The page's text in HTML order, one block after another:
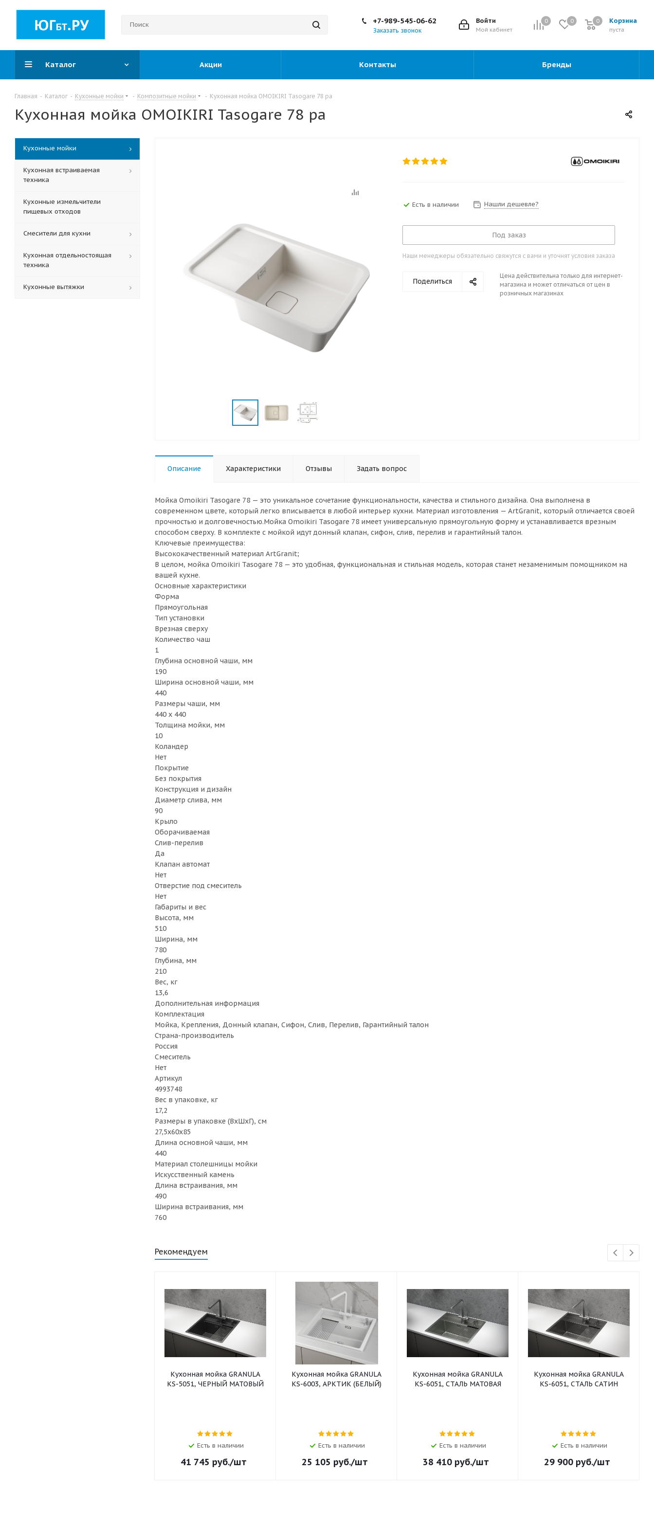
0 0 Корзина
0
пуста
0
Войти
Мой кабинет
+7-989-545-06-62
Заказать звонок
Каталог Акции Контакты Бренды
Главная - Каталог - Кухонные мойки - Композитные мойки - Кухонная мойка OMOIKIRI Tasogare 78 pa
Кухонная мойка OMOIKIRI Tasogare 78 pa
Есть в наличии Нашли дешевле?
Под заказ
Наши менеджеры обязательно свяжутся с вами и уточнят условия заказа
Поделиться
Цена действительна только для интернет-
магазина и может отличаться от цен в
розничных магазинах
Описание Характеристики Отзывы Задать вопрос
Мойка Omoikiri Tasogare 78 — это уникальное сочетание функциональности, качества и стильного дизайна. Она выполнена в
современном цвете, который легко вписывается в любой интерьер кухни. Материал изготовления — ArtGranit, который отличается своей
прочностью и долговечностью.Мойка Omoikiri Tasogare 78 имеет универсальную прямоугольную форму и устанавливается врезным
способом сверху. В комплекте с мойкой идут донный клапан, сифон, слив, перелив и гарантийный талон.
Ключевые преимущества:
Высококачественный материал ArtGranit;
В целом, мойка Omoikiri Tasogare 78 — это удобная, функциональная и стильная модель, которая станет незаменимым помощником на
вашей кухне.
Основные характеристики
Форма
Прямоугольная
Тип установки
Врезная сверху
Количество чаш
1
Глубина основной чаши, мм
190
Ширина основной чаши, мм
440
Размеры чаши, мм
440 х 440
Толщина мойки, мм
10
Коландер
Нет
Покрытие
Без покрытия
Конструкция и дизайн
Диаметр слива, мм
90
Крыло
Оборачиваемая
Слив-перелив
Да
Клапан автомат
Нет
Отверстие под смеситель
Нет
Габариты и вес
Высота, мм
510
Ширина, мм
780
Глубина, мм
210
Вес, кг
13,6
Дополнительная информация
Комплектация
Мойка, Крепления, Донный клапан, Cифон, Cлив, Перелив, Гарантийный талон
Страна-производитель
Россия
Смеситель
Нет
Артикул
4993748
Вес в упаковке, кг
17,2
Размеры в упаковке (ВхШхГ), см
27,5х60х85
Длина основной чаши, мм
440
Материал столешницы мойки
Искусственный камень
Длина встраивания, мм
490
Ширина встраивания, мм
760
Рекомендуем
Кухонная мойка GRANULA
KS-5051, ЧЕРНЫЙ МАТОВЫЙ
Есть в наличии
41 745 руб./шт
Кухонная мойка GRANULA
KS-6003, АРКТИК (БЕЛЫЙ)
Есть в наличии
25 105 руб./шт
Кухонная мойка GRANULA
KS-6051, СТАЛЬ МАТОВАЯ
Есть в наличии
38 410 руб./шт
Кухонная мойка GRANULA
KS-6051, СТАЛЬ САТИН
Есть в наличии
29 900 руб./шт
Кухонные мойки
Кухонная встраиваемая
техника
Кухонные измельчители
пищевых отходов
Смесители для кухни
Кухонная отдельностоящая
техника
Кухонные вытяжки